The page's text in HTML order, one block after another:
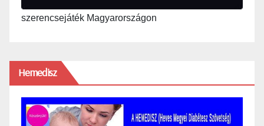
szerencsejáték Magyarországon
Hemedisz